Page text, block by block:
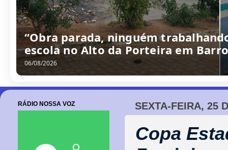
/
0
8
/
2
0
2
6
SEXTA-FEIRA, 25
Copa
RÁDIO NOSSA VOZ